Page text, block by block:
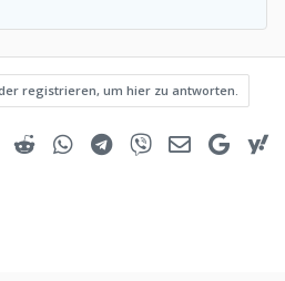
registrieren, um hier zu antworten.
Twitter Reddit WhatsAppTelegramViber E-Mail Google